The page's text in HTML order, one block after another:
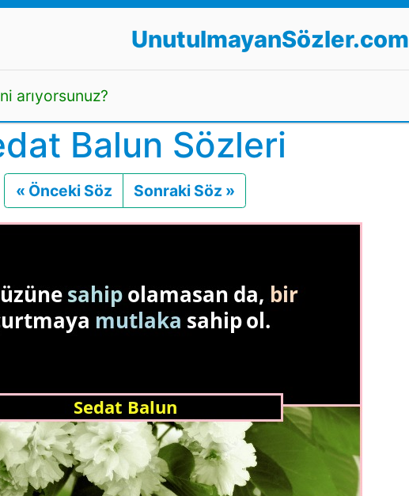
UnutulmayanSözler.com
arıyorsunuz?
Balun Sözleri
« Önceki Söz Önceki
Sonraki Söz »